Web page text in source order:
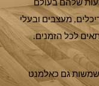
שלהם בעולם
מעצבים ובעלי
לכל הזמנים.
גם כאלמנט